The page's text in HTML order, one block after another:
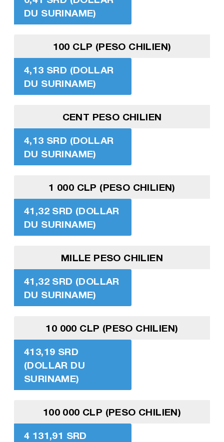
DU SURINAME)
100 CLP (PESO CHILIEN)
4,13 SRD (DOLLAR
DU SURINAME)
CENT PESO CHILIEN
4,13 SRD (DOLLAR
DU SURINAME)
1 000 CLP (PESO CHILIEN)
41,32 SRD (DOLLAR
DU SURINAME)
MILLE PESO CHILIEN
41,32 SRD (DOLLAR
DU SURINAME)
10 000 CLP (PESO CHILIEN)
413,19 SRD
(DOLLAR DU
SURINAME)
100 000 CLP (PESO CHILIEN)
4 131,91 SRD